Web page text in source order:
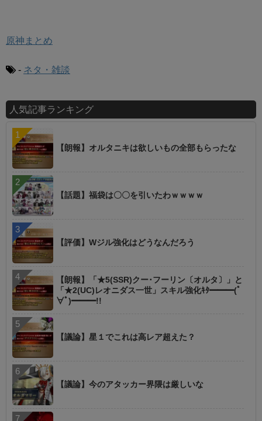
原神まとめ
- ネタ・雑談
人気記事ランキング
【朗報】オルタニキは欲しいもの全部もらったな
【話題】福袋は〇〇を引いたわｗｗｗｗ
【評価】Wジル強化はどうなんだろう
【朗報】「★5(SSR)クー･フーリン〔オルタ〕」と
「★2(UC)レオニダス一世」スキル強化ｷﾀ━━━(ﾟ
∀ﾟ)━━━!!
【議論】星１でこれは高レア超えた？
【議論】今のアタッカー界隈は厳しいな